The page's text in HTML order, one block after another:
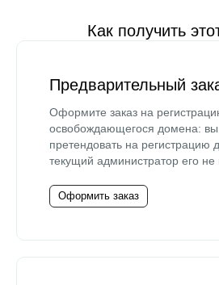
Как получить
Предварительный
Оформите заказ на
освобождающегося домена:
претендовать на регистрацию
текущий администратор его не
Оформить заказ